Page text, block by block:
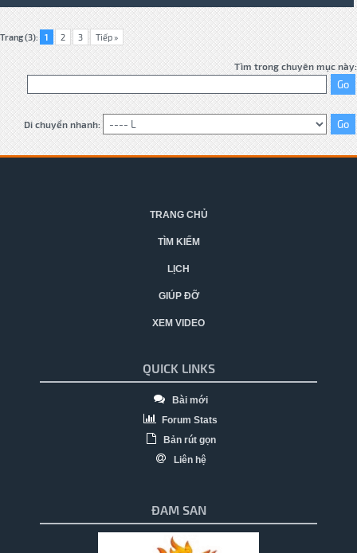
Trang (3): 1 2 3 Tiếp »
Tìm trong chuyên mục này:
Di chuyển nhanh:
TRANG CHỦ
TÌM KIẾM
LỊCH
GIÚP ĐỠ
XEM VIDEO
QUICK LINKS
Bài mới
Forum Stats
Bản rút gọn
Liên hệ
ĐAM SAN